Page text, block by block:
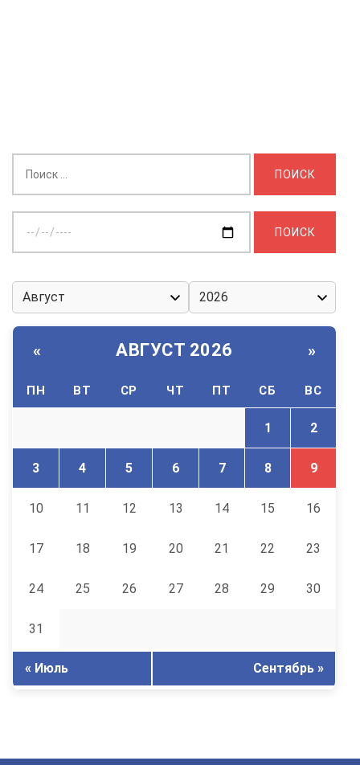
дату:
« АВГУСТ 2026 »
ПН ВТ СР ЧТ ПТ СБ ВС
1 2
3 4 5 6 7 8 9
10 11 12 13 14 15 16
17 18 19 20 21 22 23
24 25 26 27 28 29 30
31
« Июль Сентябрь »